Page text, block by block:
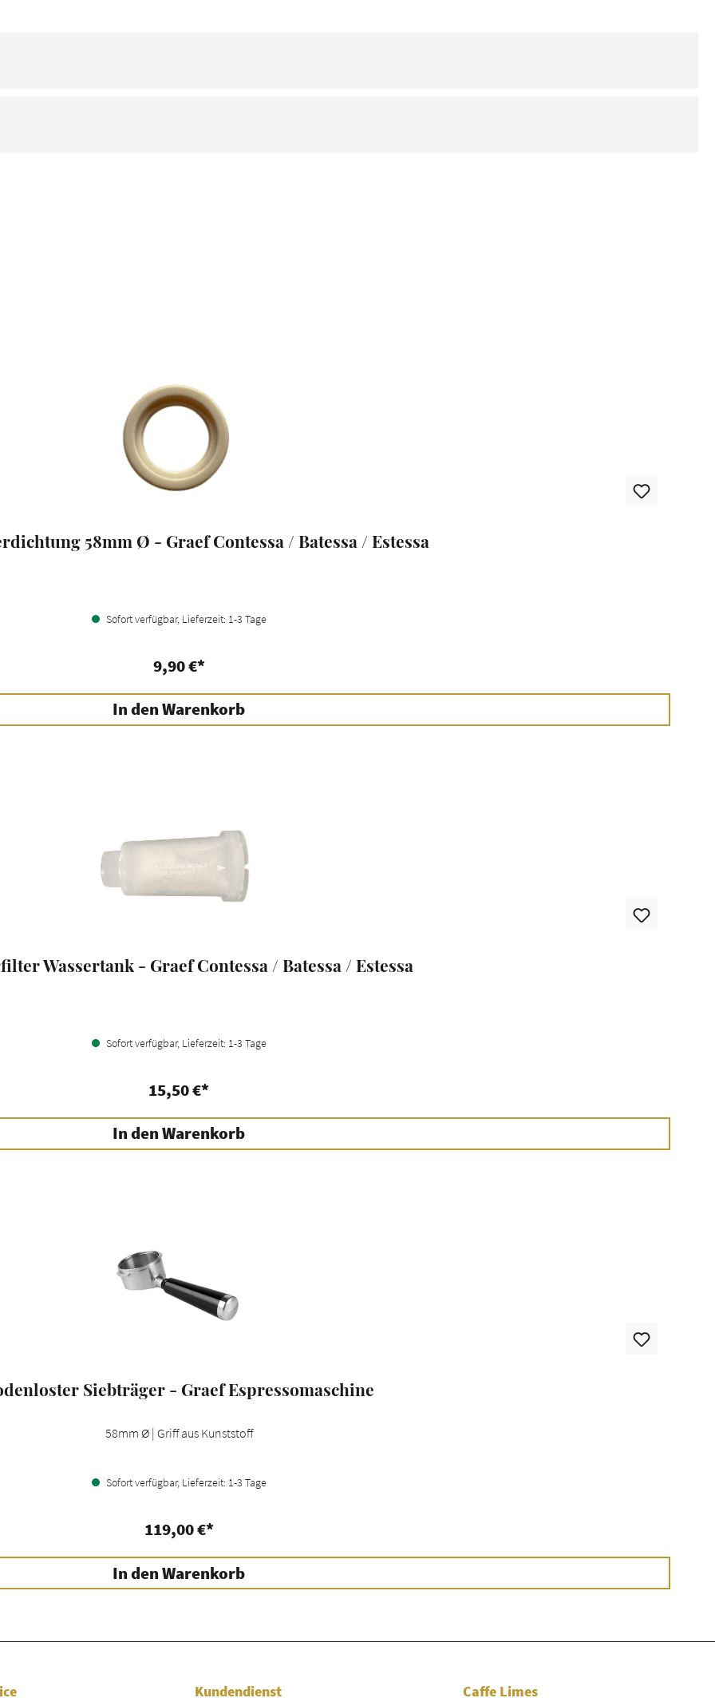
58mm Ø - Graef Contessa / Batessa / Estessa
Sofort verfügbar, Lieferzeit: 1-3 Tage
9,90 €*
In den Warenkorb
Wassertank - Graef Contessa / Batessa / Estessa
Sofort verfügbar, Lieferzeit: 1-3 Tage
15,50 €*
In den Warenkorb
Siebträger - Graef Espressomaschine
58mm Ø | Griff aus Kunststoff
Sofort verfügbar, Lieferzeit: 1-3 Tage
119,00 €*
In den Warenkorb
Kundendienst Caffe Limes